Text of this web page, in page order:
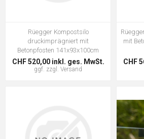
Rüegger Kompostsilo
druckimprägniert mit
Betonpfosten 141x93x100cm
CHF 520,00 inkl. ges. MwSt.
ggf. zzgl. Versand
mit
CHF